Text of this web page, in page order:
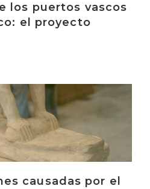
los puertos vascos
el proyecto
causadas por el